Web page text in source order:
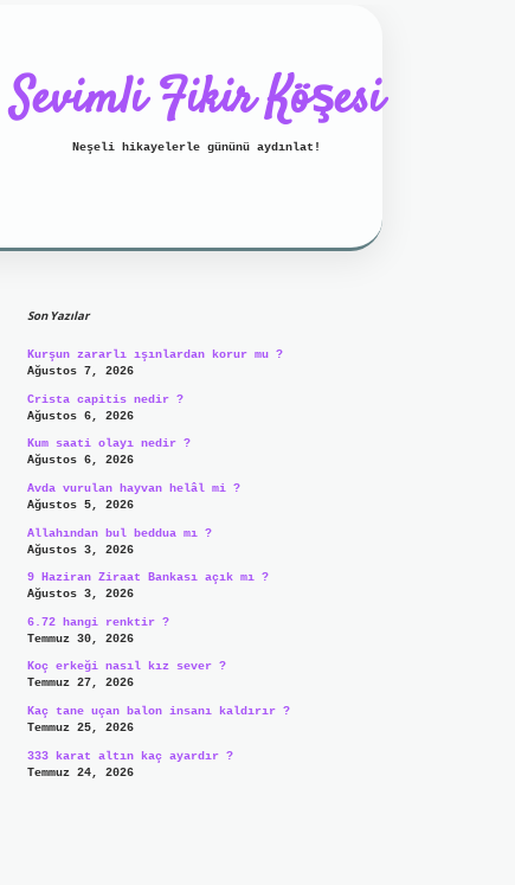
Sevimli Fikir Köşesi
Neşeli hikayelerle gününü aydınlat!
Son Yazılar
Kurşun zararlı ışınlardan korur mu ?
Ağustos 7, 2026
Crista capitis nedir ?
Ağustos 6, 2026
Kum saati olayı nedir ?
Ağustos 6, 2026
Avda vurulan hayvan helâl mi ?
Ağustos 5, 2026
Allahından bul beddua mı ?
Ağustos 3, 2026
9 Haziran Ziraat Bankası açık mı ?
Ağustos 3, 2026
6.72 hangi renktir ?
Temmuz 30, 2026
Koç erkeği nasıl kız sever ?
Temmuz 27, 2026
Kaç tane uçan balon insanı kaldırır ?
Temmuz 25, 2026
333 karat altın kaç ayardır ?
Temmuz 24, 2026